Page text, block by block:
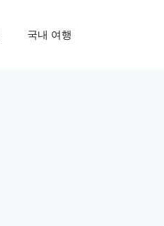
국내 여행